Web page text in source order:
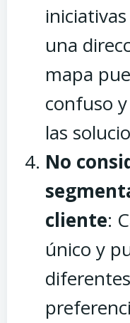
una
mapa
confuso
las
No
cliente:
único y